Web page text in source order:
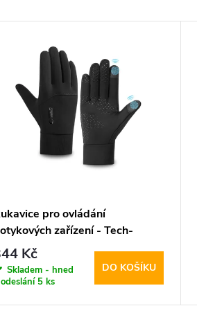
pro ovládání
zařízení - Tech-
WG01 Winter
Touchscreen Gloves L
Kč
Skladem - hned
5 ks
DO KOŠÍKU